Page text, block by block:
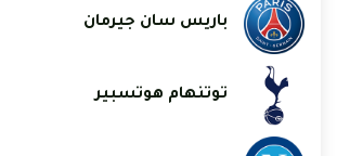
باريس سان جيرمان
توتنهام هوتسبير